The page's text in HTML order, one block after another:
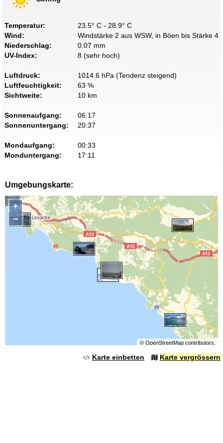
Temperatur:
23.5° C - 28.9° C
Wind:
Windstärke 2 aus WSW, in Böen bis Stärke 4
Niederschlag:
0.07 mm
UV-Index:
8 (sehr hoch)
Luftdruck:
1014.6 hPa (Tendenz steigend)
Luftfeuchtigkeit:
63 %
Sichtweite:
10 km
Sonnenaufgang:
06:17
Sonnenuntergang:
20:37
Mondaufgang:
00:33
Monduntergang:
17:11
Umgebungskarte:
+
−
© OpenStreetMapcontributors.
Karte einbetten Karte vergrössern